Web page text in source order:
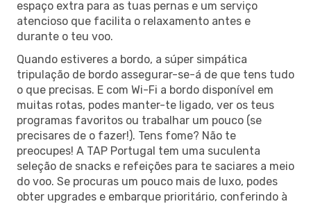
espaço extra para as tuas pernas e um serviço
atencioso que facilita o relaxamento antes e
durante o teu voo.
Quando estiveres a bordo, a súper simpática
tripulação de bordo assegurar-se-á de que tens tudo
o que precisas. E com Wi-Fi a bordo disponível em
muitas rotas, podes manter-te ligado, ver os teus
programas favoritos ou trabalhar um pouco (se
precisares de o fazer!). Tens fome? Não te
preocupes! A TAP Portugal tem uma suculenta
seleção de snacks e refeições para te saciares a meio
do voo. Se procuras um pouco mais de luxo, podes
obter upgrades e embarque prioritário, conferindo à